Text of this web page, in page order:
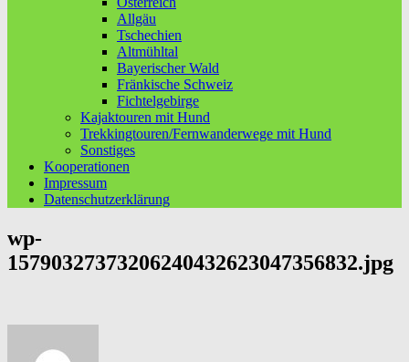
Allgäu
Tschechien
Altmühltal
Bayerischer Wald
Fränkische Schweiz
Fichtelgebirge
Kajaktouren mit Hund
Trekkingtouren/Fernwanderwege mit Hund
Sonstiges
Kooperationen
Impressum
Datenschutzerklärung
wp-
15790327373206240432623047356832.jpg